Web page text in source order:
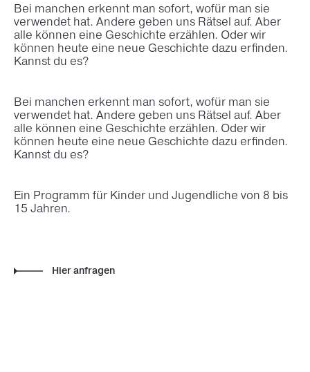
Bei manchen erkennt man sofort, wofür man sie
verwendet hat. Andere geben uns Rätsel auf. Aber
alle können eine Geschichte erzählen. Oder wir
können heute eine neue Geschichte dazu erfinden.
Kannst du es?
Bei manchen erkennt man sofort, wofür man sie
verwendet hat. Andere geben uns Rätsel auf. Aber
alle können eine Geschichte erzählen. Oder wir
können heute eine neue Geschichte dazu erfinden.
Kannst du es?
Ein Programm für Kinder und Jugendliche von 8 bis
15 Jahren.
Hier anfragen